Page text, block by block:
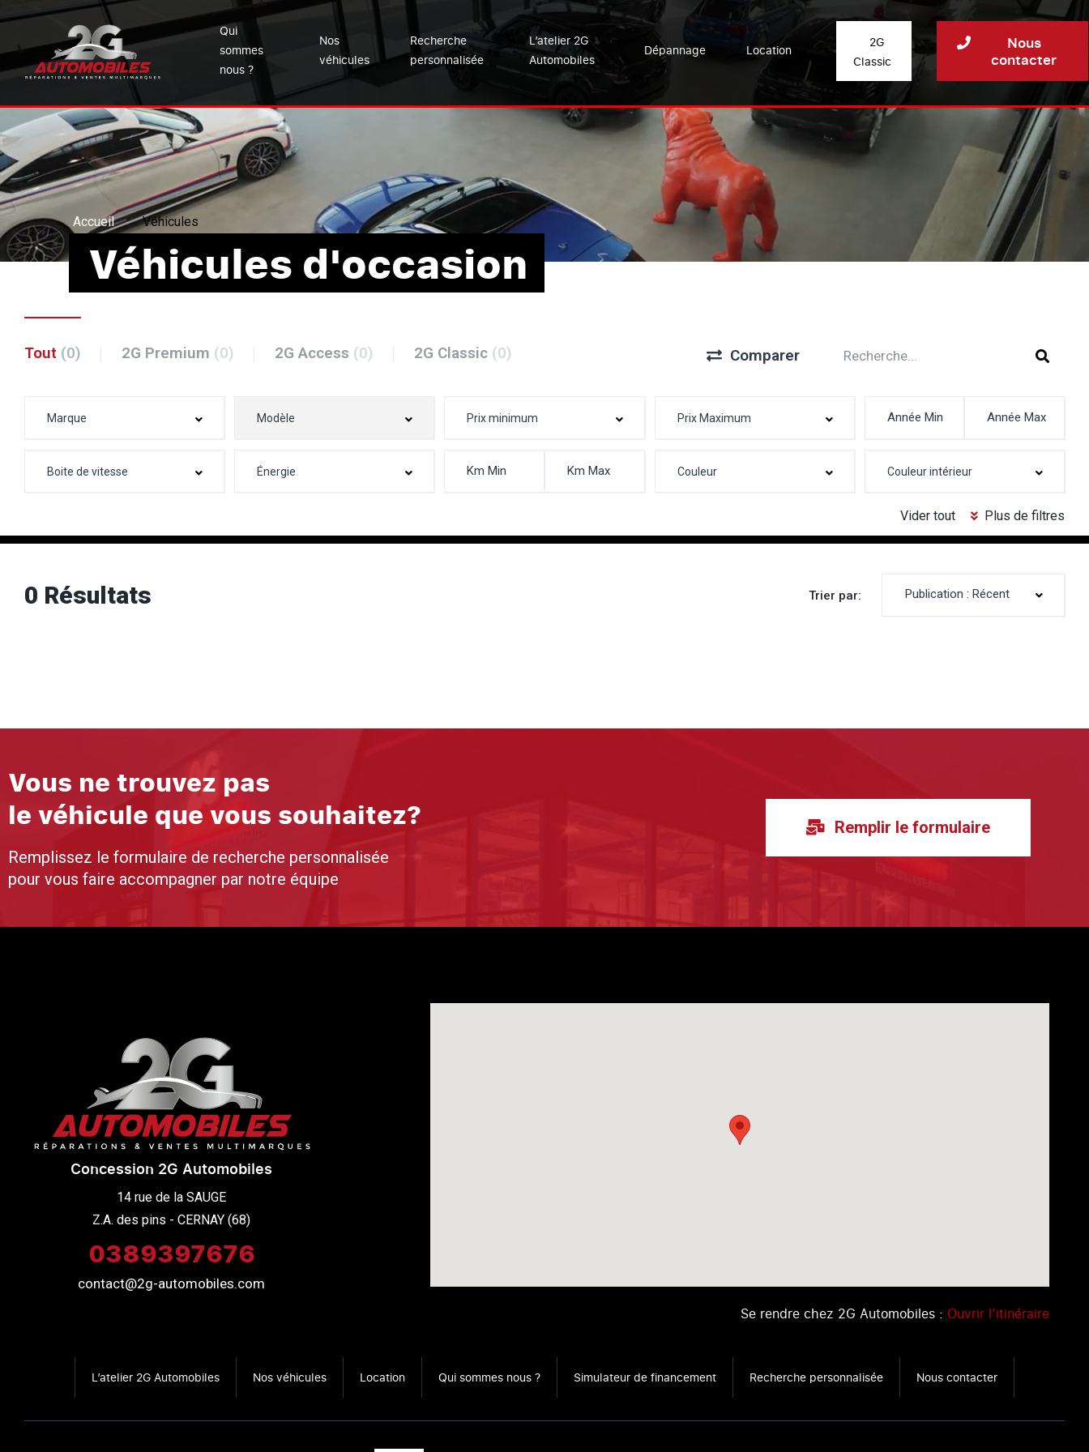
Qui
sommes
nous ?
Nos
véhicules
Recherche
personnalisée
L’atelier 2G
Automobiles
Dépannage Location
2G
Classic
Nous
contacter
Accueil Véhicules
Véhicules d'occasion
Vider tout Plus de filtres
Tout (0) 2G Premium (0) 2G Access (0) 2G Classic (0) Comparer
0 Résultats Trier par: Publication : Récent
Vous ne trouvez pas
le véhicule que vous souhaitez?
Remplissez le formulaire de recherche personnalisée
pour vous faire accompagner par notre équipe
Remplir le formulaire
Concession 2G Automobiles
14 rue de la SAUGE
Z.A. des pins - CERNAY (68)
0389397676
contact@2g-automobiles.com
Se rendre chez 2G Automobiles : Ouvrir l’itinéraire
L’atelier 2G Automobiles Nos véhicules Location Qui sommes nous ? Simulateur de financement Recherche personnalisée Nous contacter